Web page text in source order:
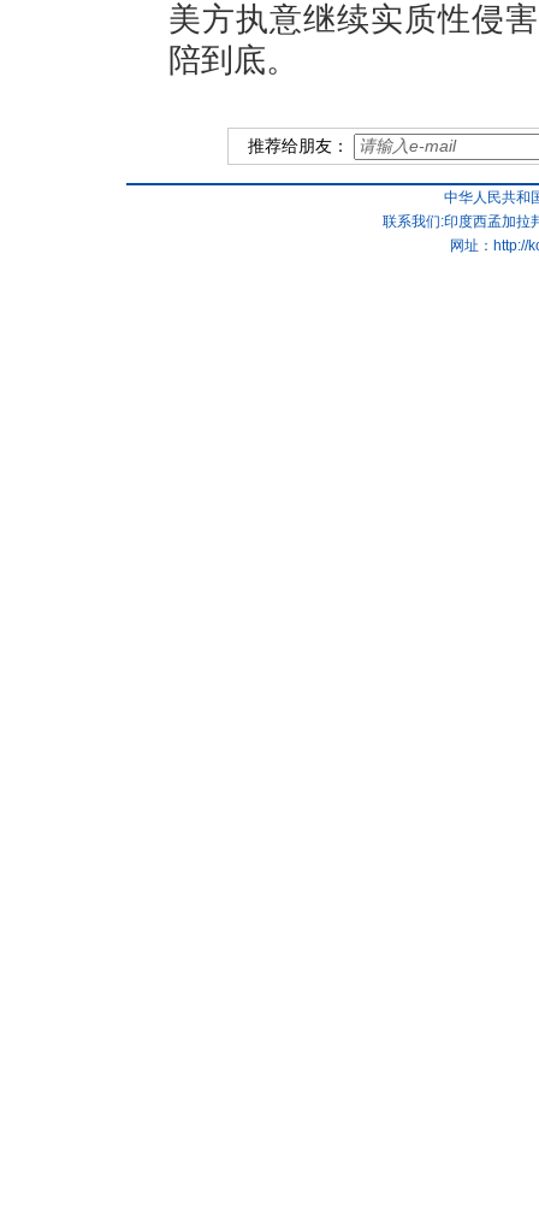
美方执意继续实质性侵
陪到底。
推荐给朋友：
中华人民共和
联系我们:印度西孟加拉
网址： http://